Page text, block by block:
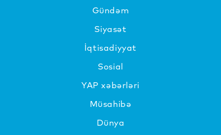
Gündəm
Siyasət
İqtisadiyyat
Sosial
YAP xəbərləri
Müsahibə
Dünya